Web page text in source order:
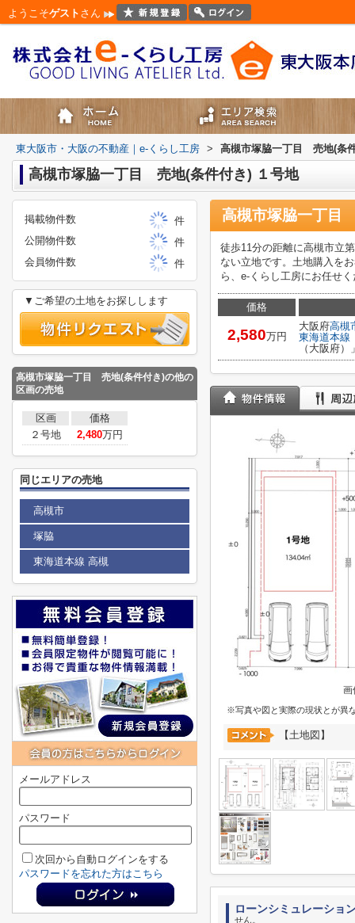
ようこそゲスト さん
東大阪市・大阪の不動産｜e-くらし工房 > 高槻市塚脇一丁目 売地(条
高槻市塚脇一丁目 売地(条件付き) １号地
高槻市塚脇一丁目
徒歩11分の距離に高槻市立
ない立地です。土地購入を
ら、e-くらし工房にお任せ
価格
2,580万円
大阪府高槻
東海道本線
（大阪府
画
※写真や図と実際の現状とが異
【土地図】
ローンシミュレーショ
せん。
掲載物件数
件
公開物件数
件
会員物件数
件
▼ご希望の土地をお探しします
高槻市塚脇一丁目 売地(条件付き)の他の
区画の売地
区画
価格
２号地
2,480万円
同じエリアの売地
高槻市
塚脇
東海道本線 高槻
メールアドレス
パスワード
次回から自動ログインをする
パスワードを忘れた方はこちら